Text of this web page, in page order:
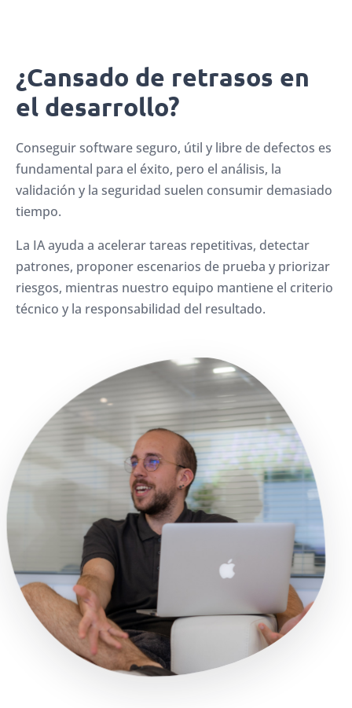
¿Cansado de retrasos en
el desarrollo?
Conseguir software seguro, útil y libre de defectos es
fundamental para el éxito, pero el análisis, la
validación y la seguridad suelen consumir demasiado
tiempo.
La IA ayuda a acelerar tareas repetitivas, detectar
patrones, proponer escenarios de prueba y priorizar
riesgos, mientras nuestro equipo mantiene el criterio
técnico y la responsabilidad del resultado.